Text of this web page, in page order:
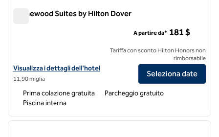
Homewood Suites by Hilton Dover
Visualizza i dettagli dell'hotel Homewood Suites by Hilton Dover
Visualizza i dettagli dell'hotel
11,90 miglia
A partire da* 181 $
Tariffa con sconto Hilton Honors non
rimborsabile
Seleziona date
Prima colazione gratuita
Parcheggio gratuito
Piscina interna
1 di 12